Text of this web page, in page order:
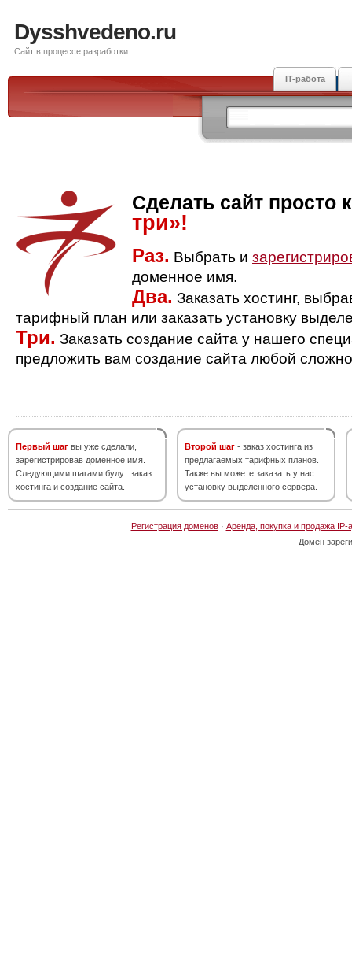
Dysshvedeno.ru
Сайт в процессе разработки
IT-работа
Сделать сайт просто
три»!
Раз. Выбрать и
доменное имя.
Два. Заказать хостинг,
тарифный план или заказать установку
Три. Заказать создание сайта у нашего
предложить вам создание сайта любой
Первый шаг вы уже сделали,
зарегистрировав доменное имя.
Следующими шагами будут заказ
хостинга и создание сайта.
Второй шаг - заказ хостинга из
предлагаемых тарифных планов.
Также вы можете заказать у нас
установку выделенного сервера.
Регистрация доменов· Аренда, покупка и продажа IP-
Домен